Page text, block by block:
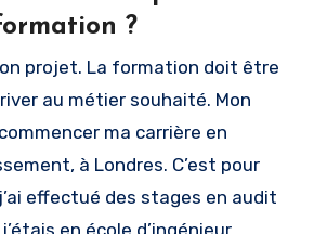
?
projet. La formation doit être
au métier souhaité. Mon
ma carrière en
à Londres. C’est pour
effectué des stages en audit